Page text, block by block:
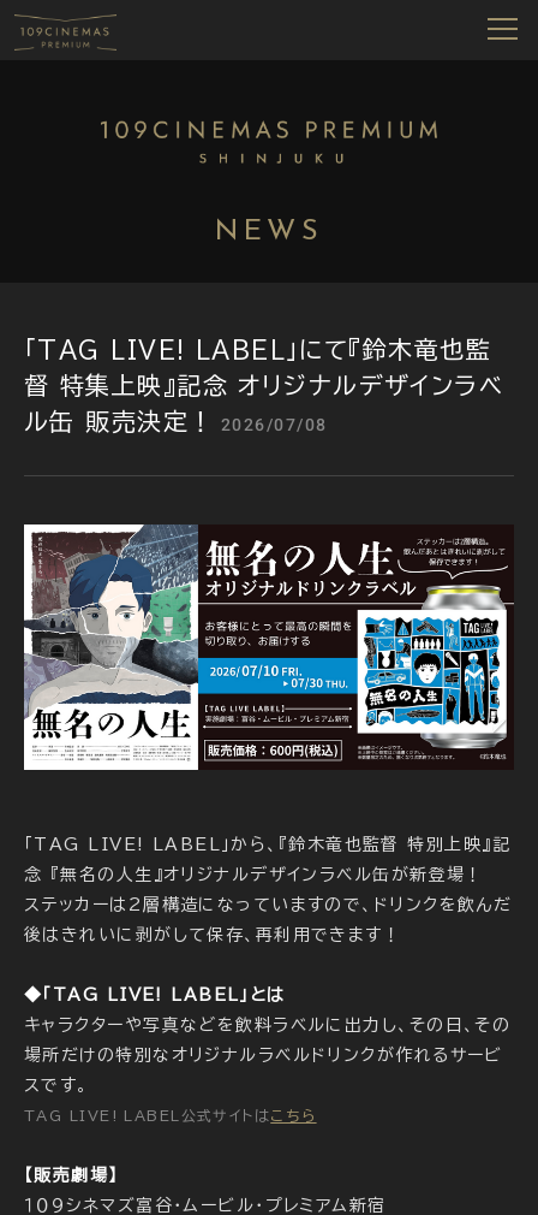
NEWS
「TAG LIVE! LABEL」にて『鈴木竜也監
督 特集上映』記念 オリジナルデザインラベ
ル缶 販売決定！
2026/07/08
「TAG LIVE! LABEL」から、『鈴木竜也監督 特別上映』記
念 『無名の人生』オリジナルデザインラベル缶が新登場！
ステッカーは2層構造になっていますので、ドリンクを飲んだ
後はきれいに剥がして保存、再利用できます！
◆「TAG LIVE! LABEL」とは
キャラクターや写真などを飲料ラベルに出力し、その日、その
場所だけの特別なオリジナルラベルドリンクが作れるサービ
スです。
TAG LIVE! LABEL公式サイトはこちら
【販売劇場】
１０９シネマズ富谷・ムービル・プレミアム新宿